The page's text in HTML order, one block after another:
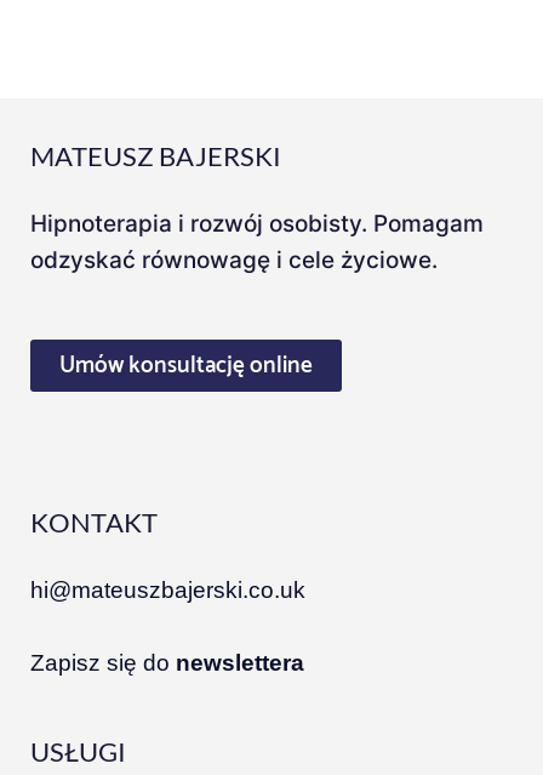
MATEUSZ BAJERSKI
Hipnoterapia i rozwój osobisty. Pomagam
odzyskać równowagę i cele życiowe.
Umów konsultację online
KONTAKT
hi@mateuszbajerski.co.uk
Zapisz się do newslettera
USŁUGI